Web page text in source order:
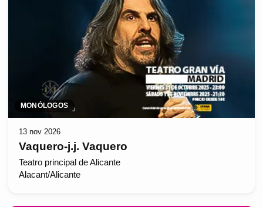
MONÓLOGOS
13 nov 2026
Vaquero-j.j. Vaquero
Teatro principal de Alicante
Alacant/Alicante